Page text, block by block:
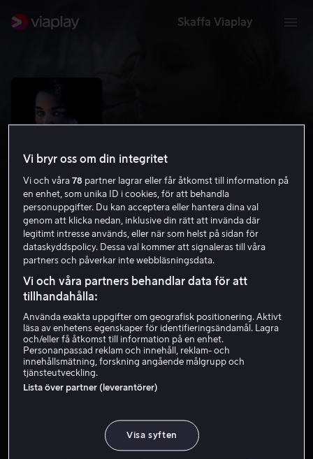
Skaffa Viaplay
Undertow
HD
Hyr 59 kr
Köp 129 kr
Efter att Claire drabbats av missfall börjar hon bli
Efter att Claire drabbats av missfall börjar hon bli
manisk. Hon upptäcker att hennes man är otrogen med
en yngre kvinna och blir besatt. Den unga kvinnan är
Vi bryr oss om din integritet
Vi och våra78 partner lagrar eller får åtkomst till information på
en enhet, som unika ID i cookies, för att behandla
personuppgifter. Du kan acceptera eller hantera dina val
genom att klicka nedan, inklusive din rätt att invända där
legitimt intresse används, eller när som helst på sidan för
dataskyddspolicy. Dessa val kommer att signaleras till våra
partners och påverkar inte webbläsningsdata.
Vi och våra partners behandlar data för att
tillhandahålla:
Använda exakta uppgifter om geografisk positionering. Aktivt
läsa av enhetens egenskaper för identifieringsändamål. Lagra
och/eller få åtkomst till information på en enhet.
Personanpassad reklam och innehåll, reklam- och
innehållsmätning, forskning angående målgrupp och
tjänsteutveckling.
Lista över partner (leverantörer)
Visa syften